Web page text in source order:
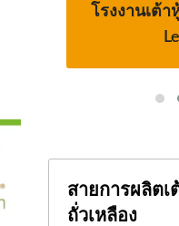
โรงงานเต้าหู้
สายการผลิต
ถั่วเหลือง